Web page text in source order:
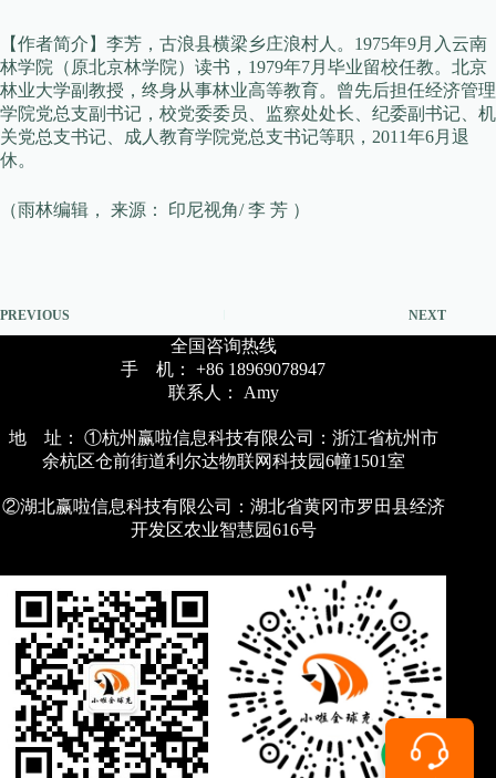
【作者简介】李芳，古浪县横梁乡庄浪村人。1975年9月入云南
林学院（原北京林学院）读书，1979年7月毕业留校任教。北京
林业大学副教授，终身从事林业高等教育。曾先后担任经济管理
学院党总支副书记，校党委委员、监察处处长、纪委副书记、机
关党总支书记、成人教育学院党总支书记等职，2011年6月退
休。
（雨林编辑， 来源： 印尼视角/ 李 芳 ）
PREVIOUS NEXT
全国咨询热线
手 机： +86 18969078947
联系人： Amy
地 址： ①杭州赢啦信息科技有限公司：浙江省杭州市
余杭区仓前街道利尔达物联网科技园6幢1501室
②湖北赢啦信息科技有限公司：湖北省黄冈市罗田县经济
开发区农业智慧园616号